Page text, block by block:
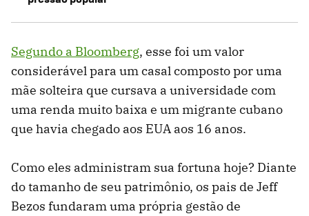
Segundo a Bloomberg, esse foi um valor
considerável para um casal composto por uma
mãe solteira que cursava a universidade com
uma renda muito baixa e um migrante cubano
que havia chegado aos EUA aos 16 anos.
Como eles administram sua fortuna hoje? Diante
do tamanho de seu patrimônio, os pais de Jeff
Bezos fundaram uma própria gestão de